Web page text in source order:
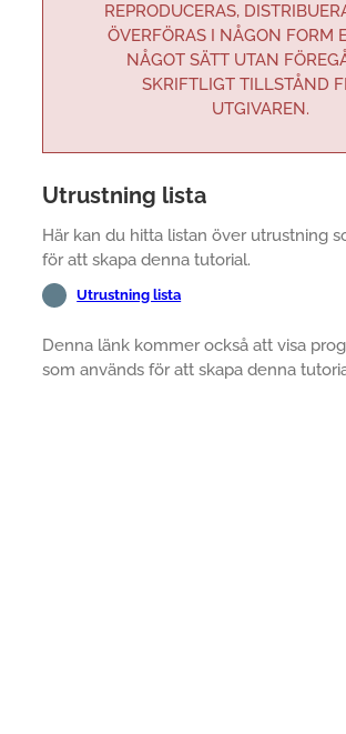
REPRODUCERAS,
ÖVERFÖRAS I NÅGON FORM
NÅGOT SÄTT UTAN
SKRIFTLIGT TILLSTÅND
UTGIVAREN.
Utrustning lista
Här kan du hitta listan över utrustning
för att skapa denna tutorial.
Utrustning lista
Denna länk kommer också att visa
som används för att skapa denna